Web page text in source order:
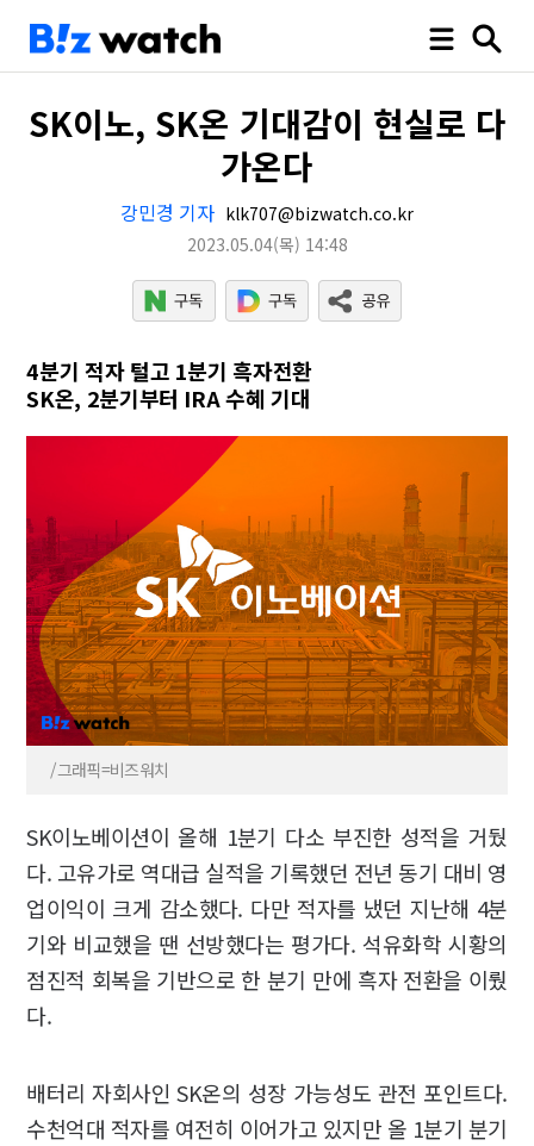
SK이노, SK온 기대감이 현실로 다
가온다
강민경 기자 klk707@bizwatch.co.kr
2023.05.04(목) 14:48
4분기 적자 털고 1분기 흑자전환
SK온, 2분기부터 IRA 수혜 기대
/그래픽=비즈워치
SK이노베이션이 올해 1분기 다소 부진한 성적을 거뒀
다. 고유가로 역대급 실적을 기록했던 전년 동기 대비 영
업이익이 크게 감소했다. 다만 적자를 냈던 지난해 4분
기와 비교했을 땐 선방했다는 평가다. 석유화학 시황의
점진적 회복을 기반으로 한 분기 만에 흑자 전환을 이뤘
다.
배터리 자회사인 SK온의 성장 가능성도 관전 포인트다.
수천억대 적자를 여전히 이어가고 있지만 올 1분기 분기